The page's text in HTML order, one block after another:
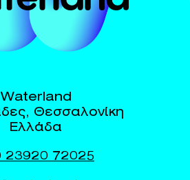
Waterland
Θεσσαλονίκη
Ελλάδα
23920 72025